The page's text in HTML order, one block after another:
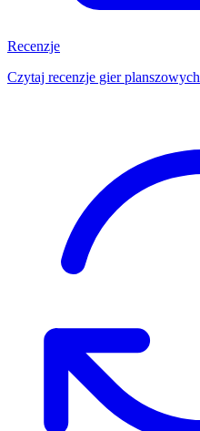
Recenzje
Czytaj recenzje gier planszowych